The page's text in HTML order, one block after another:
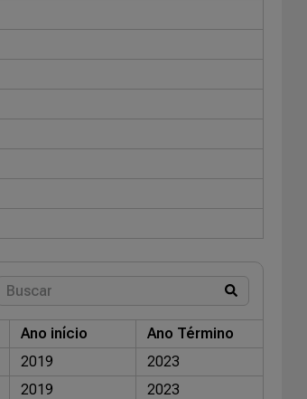
Ano início
Ano Término
2019
2023
2019
2023